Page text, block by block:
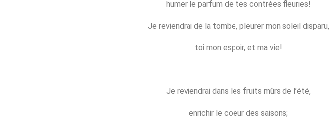
humer le parfum de tes contrées fleuries!
Je reviendrai de la tombe, pleurer mon soleil disparu,
toi mon espoir, et ma vie!
Je reviendrai dans les fruits mûrs de l’été,
enrichir le coeur des saisons;